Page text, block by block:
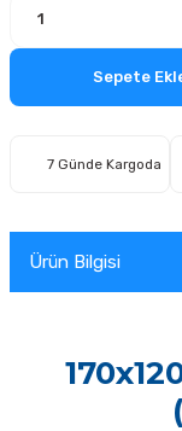
Sepete
7 Günde Kargoda
Ürün Bilgisi